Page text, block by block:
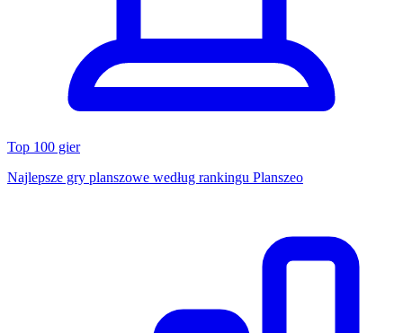
Top 100 gier
Najlepsze gry planszowe według rankingu Planszeo